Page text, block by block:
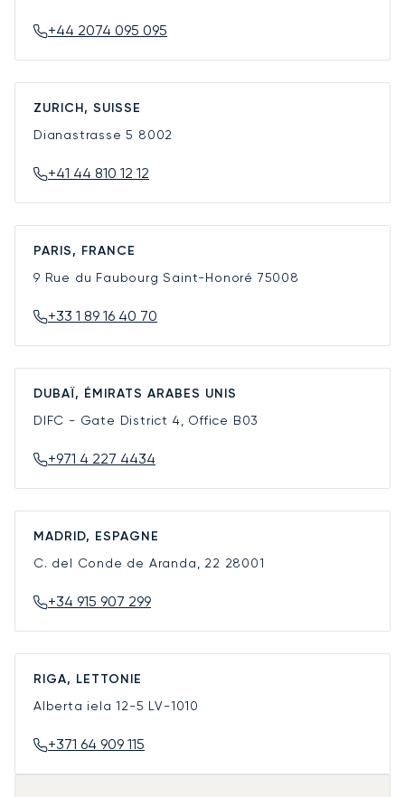
+44 2074 095 095
ZURICH, SUISSE
Dianastrasse 5 8002
+41 44 810 12 12
PARIS, FRANCE
9 Rue du Faubourg Saint-Honoré 75008
+33 1 89 16 40 70
DUBAÏ, ÉMIRATS ARABES UNIS
DIFC - Gate District 4, Office B03
+971 4 227 4434
MADRID, ESPAGNE
C. del Conde de Aranda, 22 28001
+34 915 907 299
RIGA, LETTONIE
Alberta iela 12-5 LV-1010
+371 64 909 115